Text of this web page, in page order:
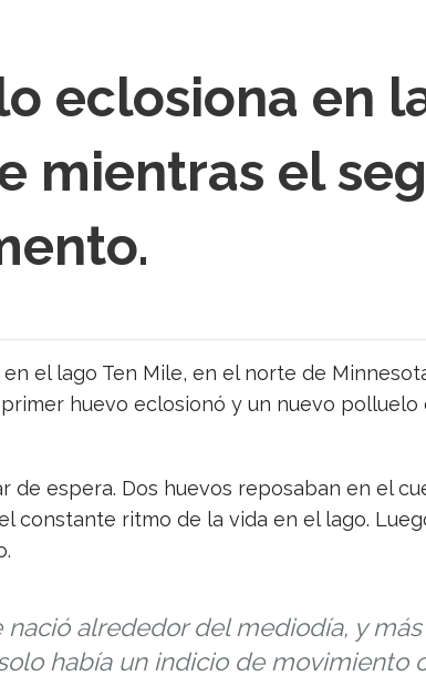
eclosiona en
mientras el
el lago Ten Mile, en el norte de
huevo eclosionó y un nuevo
de espera. Dos huevos reposaban en el
constante ritmo de la vida en el lago.
alrededor del mediodía, y
había un indicio de movimiento